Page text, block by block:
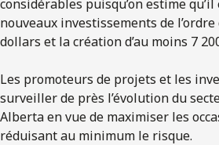
considérables puisqu’on estime
nouveaux investissements de
dollars et la création d’au moins 7
Les promoteurs de projets et les
surveiller de près l’évolution du
Alberta en vue de maximiser les
réduisant au minimum le risque.